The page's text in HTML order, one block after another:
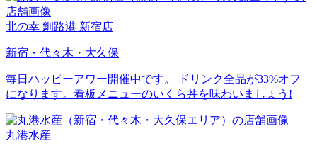
北の幸 釧路港 新宿店
新宿・代々木・大久保
毎日ハッピーアワー開催中です。 ドリンク全品が33%オフ
になります。看板メニューのいくら丼を味わいましょう!
丸港水産